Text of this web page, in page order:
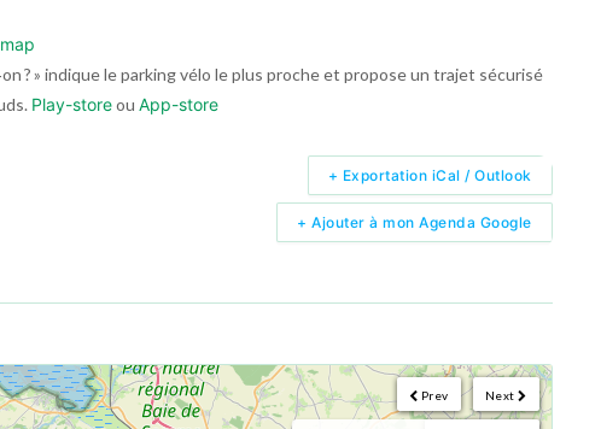
? » indique le parking vélo le plus proche et propose un trajet sécurisé
Play-storeou App-store
+ Ajouter à mon Agenda Google
+ Exportation iCal / Outlook
Next
Prev